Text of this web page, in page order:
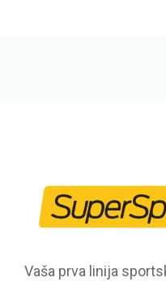
Vaša prva linija